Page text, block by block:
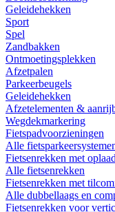
Geleidehekken
Sport
Spel
Zandbakken
Ontmoetingsplekken
Afzetpalen
Parkeerbeugels
Geleidehekken
Afzetelementen &
Wegdekmarkering
Fietspadvoorzieningen
Alle
Fietsenrekken met
Alle fietsenrekken
Fietsenrekken met
Alle dubbellaags en
Fietsenrekken voor